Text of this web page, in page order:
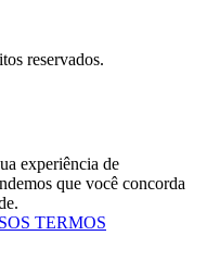
reservados.
experiência de
que você concorda
TERMOS